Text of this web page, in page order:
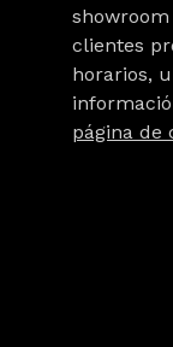
clientes
horarios,
página de